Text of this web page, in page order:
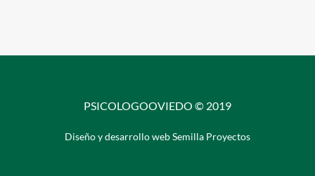
PSICOLOGOOVIEDO © 2019
Diseño y desarrollo web Semilla Proyectos